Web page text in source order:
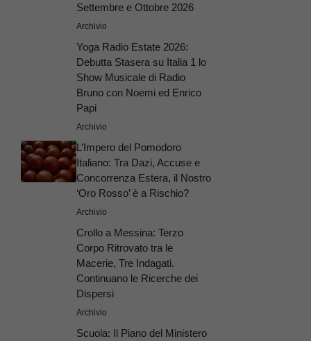
Settembre e Ottobre 2026
Archivio
Yoga Radio Estate 2026:
Debutta Stasera su Italia 1 lo
Show Musicale di Radio
Bruno con Noemi ed Enrico
Papi
Archivio
L’Impero del Pomodoro
Italiano: Tra Dazi, Accuse e
Concorrenza Estera, il Nostro
‘Oro Rosso’ è a Rischio?
Archivio
Crollo a Messina: Terzo
Corpo Ritrovato tra le
Macerie, Tre Indagati.
Continuano le Ricerche dei
Dispersi
Archivio
Scuola: Il Piano del Ministero